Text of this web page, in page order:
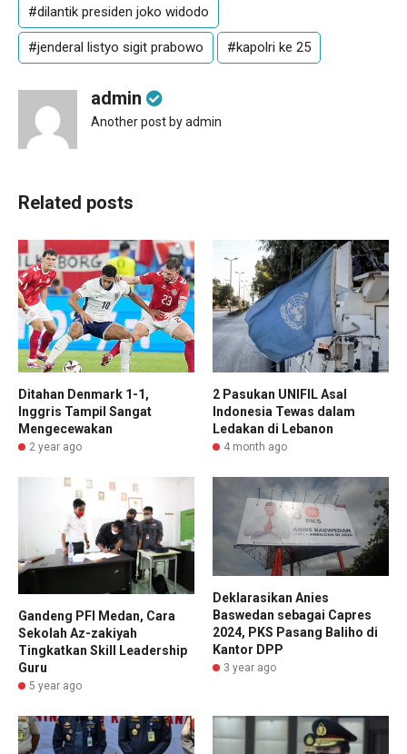
#dilantik presiden joko widodo
#jenderal listyo sigit prabowo #kapolri ke 25
admin
Another post by admin
Related posts
Ditahan Denmark 1-1,
Inggris Tampil Sangat
Mengecewakan
2 year ago
2 Pasukan UNIFIL Asal
Indonesia Tewas dalam
Ledakan di Lebanon
4 month ago
Gandeng PFI Medan, Cara
Sekolah Az-zakiyah
Tingkatkan Skill Leadership
Guru
5 year ago
Deklarasikan Anies
Baswedan sebagai Capres
2024, PKS Pasang Baliho di
Kantor DPP
3 year ago